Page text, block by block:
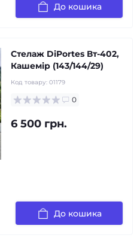
До кошика
Стелаж DiPortes Вт-402,
Кашемір (143/144/29)
Код товару: 01179
0
6 500 грн.
До кошика